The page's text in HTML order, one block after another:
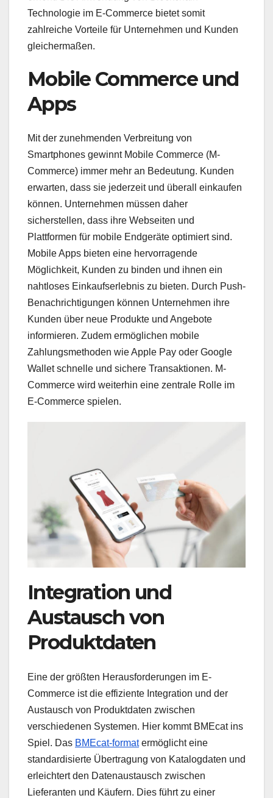
Technologie im E-Commerce bietet somit
zahlreiche Vorteile für Unternehmen und Kunden
gleichermaßen.
Mobile Commerce und
Apps
Mit der zunehmenden Verbreitung von
Smartphones gewinnt Mobile Commerce (M-
Commerce) immer mehr an Bedeutung. Kunden
erwarten, dass sie jederzeit und überall einkaufen
können. Unternehmen müssen daher
sicherstellen, dass ihre Webseiten und
Plattformen für mobile Endgeräte optimiert sind.
Mobile Apps bieten eine hervorragende
Möglichkeit, Kunden zu binden und ihnen ein
nahtloses Einkaufserlebnis zu bieten. Durch Push-
Benachrichtigungen können Unternehmen ihre
Kunden über neue Produkte und Angebote
informieren. Zudem ermöglichen mobile
Zahlungsmethoden wie Apple Pay oder Google
Wallet schnelle und sichere Transaktionen. M-
Commerce wird weiterhin eine zentrale Rolle im
E-Commerce spielen.
Integration und
Austausch von
Produktdaten
Eine der größten Herausforderungen im E-
Commerce ist die effiziente Integration und der
Austausch von Produktdaten zwischen
verschiedenen Systemen. Hier kommt BMEcat ins
Spiel. Das BMEcat-formatermöglicht eine
standardisierte Übertragung von Katalogdaten und
erleichtert den Datenaustausch zwischen
Lieferanten und Käufern. Dies führt zu einer